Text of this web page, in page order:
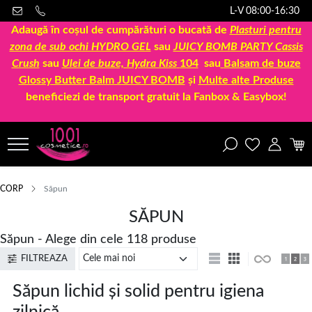
L-V 08:00-16:30
Adaugă în coșul de cumpărături o bucată de Plasturi pentru
zona de sub ochi HYDRO GEL sau JUICY BOMB PARTY Cassis
Crush sau Ulei de buze, Hydra Kiss 104sau Balsam de buze
Glossy Butter Balm JUICY BOMB și Multe alte Produse
beneficiezi de transport gratuit la Fanbox & Easybox!
CORP Săpun
SĂPUN
Săpun - Alege din cele 118 produse
FILTREAZA
Săpun lichid și solid pentru igiena